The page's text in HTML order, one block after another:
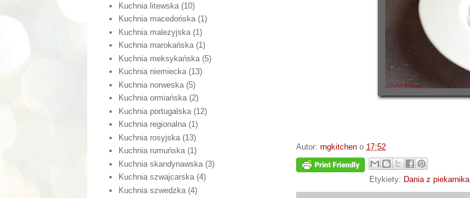
Autor: rngkitchen o 17:52
Etykiety: Dania z piekarnika,
Kuchnia litewska (10)
Kuchnia macedońska (1)
Kuchnia malezyjska (1)
Kuchnia marokańska (1)
Kuchnia meksykańska (5)
Kuchnia niemiecka (13)
Kuchnia norweska (5)
Kuchnia ormiańska (2)
Kuchnia portugalska (12)
Kuchnia regionalna (1)
Kuchnia rosyjska (13)
Kuchnia rumuńska (1)
Kuchnia skandynawska (3)
Kuchnia szwajcarska (4)
Kuchnia szwedzka (4)